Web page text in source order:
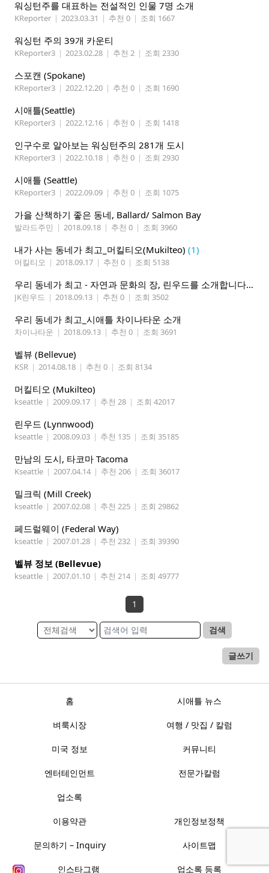
워싱턴주를 대표하는 전설적인 인물 7명 소개
KReporter | 2023.03.31 | 추천 0 | 조회 1667
워싱턴 주의 39개 카운티
KReporter3 | 2023.02.28 | 추천 2 | 조회 2330
스포캔 (Spokane)
KReporter3 | 2022.12.20 | 추천 0 | 조회 1690
시애틀(Seattle)
KReporter3 | 2022.12.16 | 추천 0 | 조회 1418
인구수로 알아보는 워싱턴주의 281개 도시
KReporter3 | 2022.10.18 | 추천 0 | 조회 2930
시애틀 (Seattle)
KReporter3 | 2022.09.09 | 추천 0 | 조회 1075
가을 산책하기 좋은 동네, Ballard/ Salmon Bay
발라드주민 | 2018.09.18 | 추천 0 | 조회 3960
내가 사는 동네가 최고_머킬티오(Mukilteo) (1)
머킬티오 | 2018.09.17 | 추천 0 | 조회 5138
우리 동네가 최고 - 자연과 문화의 장, 린우드를 소개합니다(2)
JK린우드 | 2018.09.13 | 추천 0 | 조회 3502
우리 동네가 최고_시애틀 차이나타운 소개
차이나타운 | 2018.09.13 | 추천 0 | 조회 3691
벨뷰 (Bellevue)
KSR | 2014.08.18 | 추천 0 | 조회 8134
머킬티오 (Mukilteo)
kseattle | 2009.09.17 | 추천 28 | 조회 42017
린우드 (Lynnwood)
kseattle | 2008.09.03 | 추천 135 | 조회 35185
만남의 도시, 타코마 Tacoma
Kseattle | 2007.04.14 | 추천 206 | 조회 36017
밀크릭 (Mill Creek)
kseattle | 2007.02.08 | 추천 225 | 조회 29862
페드럴웨이 (Federal Way)
kseattle | 2007.01.28 | 추천 232 | 조회 39390
벨뷰 정보 (Bellevue)
kseattle | 2007.01.10 | 추천 214 | 조회 49777
1
검색
글쓰기
홈 시애틀 뉴스
벼룩시장 여행 / 맛집 / 칼럼
미국 정보 커뮤니티
엔터테인먼트 전문가칼럼
업소록
이용약관 개인정보정책
문의하기 – Inquiry 사이트맵
인스타그램 업소록 등록